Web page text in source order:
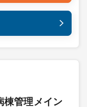
棟管理メイン